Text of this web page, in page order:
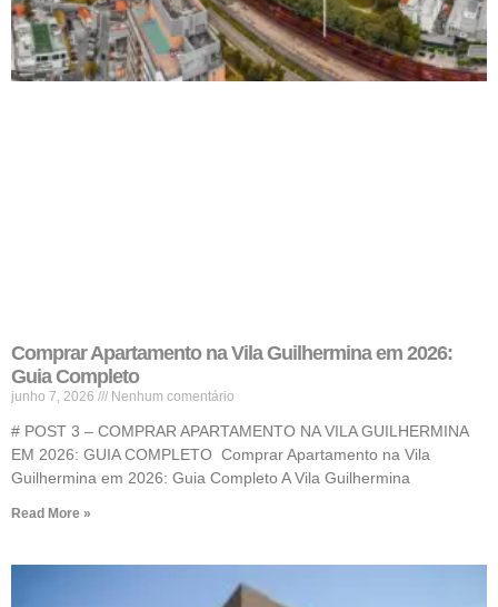
Comprar Apartamento na Vila Guilhermina em 2026:
Guia Completo
junho 7, 2026 Nenhum comentário
# POST 3 – COMPRAR APARTAMENTO NA VILA GUILHERMINA
EM 2026: GUIA COMPLETO Comprar Apartamento na Vila
Guilhermina em 2026: Guia Completo A Vila Guilhermina
Read More »